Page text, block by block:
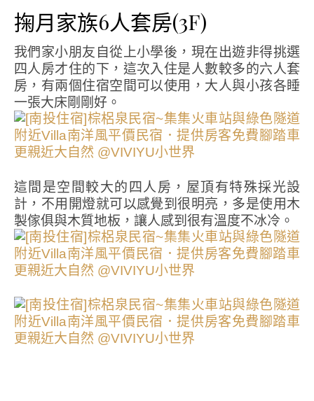
掬月家族6人套房(3F)
我們家小朋友自從上小學後，現在出遊非得挑選
四人房才住的下，這次入住是人數較多的六人套
房，有兩個住宿空間可以使用，大人與小孩各睡
一張大床剛剛好。
這間是空間較大的四人房，屋頂有特殊採光設
計，不用開燈就可以感覺到很明亮，多是使用木
製傢俱與木質地板，讓人感到很有溫度不冰冷。